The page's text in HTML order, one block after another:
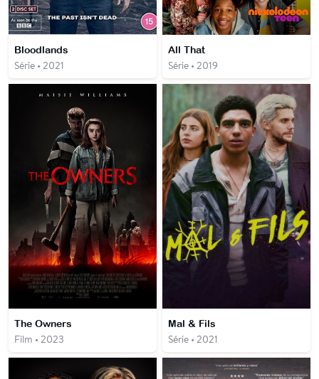
Bloodlands
Série • 2021
All That
Série • 2019
The Owners
Film • 2023
Mal & Fils
Série • 2021